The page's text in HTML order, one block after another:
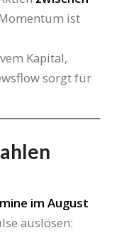
ist
Kapital,
sorgt für
im August
auslösen: